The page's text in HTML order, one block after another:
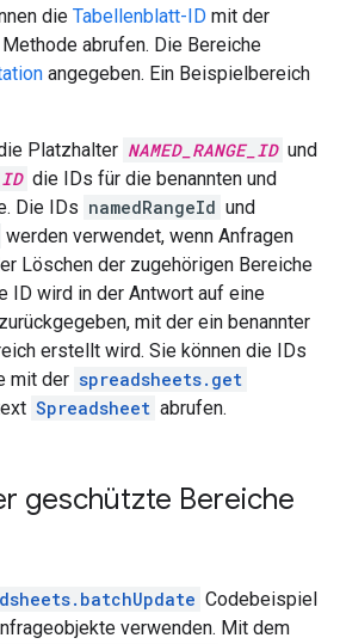
die Tabellenblatt-ID mit der
Methode abrufen. Die Bereiche
angegeben. Ein Beispielbereich
Platzhalter NAMED_RANGE_ID und
die IDs für die benannten und
Die IDs namedRangeId und
werden verwendet, wenn Anfragen
Löschen der zugehörigen Bereiche
ID wird in der Antwort auf eine
mit der ein benannter
erstellt wird. Sie können die IDs
mit der spreadsheets.get
Spreadsheet abrufen.
geschützte Bereiche
Codebeispiel
verwenden. Mit dem